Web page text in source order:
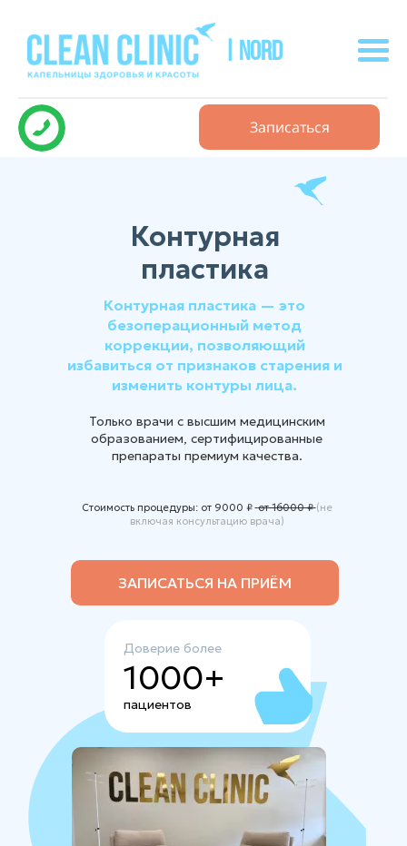
| NORD
Записаться
Доверие более
1000+
пациентов
Контурная
пластика
Контурная пластика — это
безоперационный метод
коррекции, позволяющий
избавиться от признаков старения и
изменить контуры лица.
Только врачи с высшим медицинским
образованием, сертифицированные
препараты премиум качества.
Стоимость процедуры: от 9000 ₽ от 16000 ₽ (не
включая консультацию врача)
ЗАПИСАТЬСЯ НА ПРИЁМ